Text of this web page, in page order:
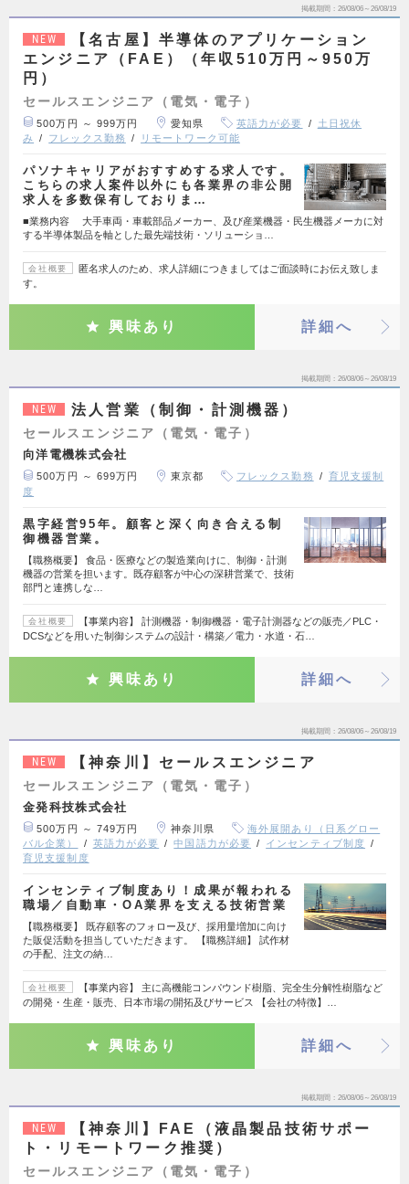
掲載期間 26/08/06～26/08/19
NEW
【名古屋】半導体のアプリケーション
エンジニア（FAE）（年収510万円～950万
円）
セールスエンジニア（電気・電子）
500万円 ～ 999万円 愛知県 英語力が必要
土日祝休
み
フレックス勤務 リモートワーク可能
パソナキャリアがおすすめする求人です。
こちらの求人案件以外にも各業界の非公開
求人を多数保有しておりま…
■業務内容 大手車両・車載部品メーカー、及び産業機器・民生機器メーカに対
する半導体製品を軸とした最先端技術・ソリューショ…
会社概要
匿名求人のため、求人詳細につきましてはご面談時にお伝え致しま
す。
興味あり 詳細へ
掲載期間 26/08/06～26/08/19
NEW 法人営業（制御・計測機器）
セールスエンジニア（電気・電子）
向洋電機株式会社
500万円 ～ 699万円 東京都 フレックス勤務
育児支援制
度
黒字経営95年。顧客と深く向き合える制
御機器営業。
【職務概要】 食品・医療などの製造業向けに、制御・計測
機器の営業を担います。既存顧客が中心の深耕営業で、技術
部門と連携しな…
会社概要
【事業内容】 計測機器・制御機器・電子計測器などの販売／PLC・
DCSなどを用いた制御システムの設計・構築／電力・水道・石…
興味あり 詳細へ
掲載期間 26/08/06～26/08/19
NEW 【神奈川】セールスエンジニア
セールスエンジニア（電気・電子）
金発科技株式会社
500万円 ～ 749万円 神奈川県
海外展開あり（日系グロー
バル企業）
英語力が必要 中国語力が必要
インセンティブ制度
育児支援制度
インセンティブ制度あり！成果が報われる
職場／自動車・OA業界を支える技術営業
【職務概要】 既存顧客のフォロー及び、採用量増加に向け
た販促活動を担当していただきます。 【職務詳細】 試作材
の手配、注文の納…
会社概要
【事業内容】 主に高機能コンパウンド樹脂、完全生分解性樹脂など
の開発・生産・販売、日本市場の開拓及びサービス 【会社の特徴】…
興味あり 詳細へ
掲載期間 26/08/06～26/08/19
NEW
【神奈川】FAE（液晶製品技術サポー
ト・リモートワーク推奨）
セールスエンジニア（電気・電子）